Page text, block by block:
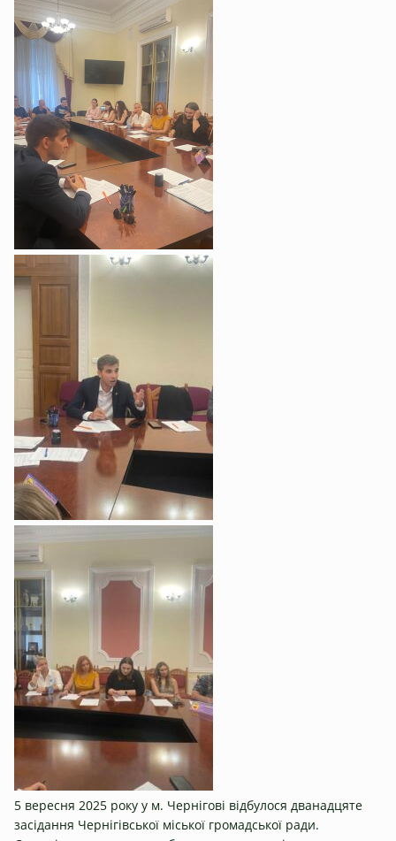
5 вересня 2025 року у м. Чернігові відбулося дванадцяте
засідання Чернігівської міської громадської ради.